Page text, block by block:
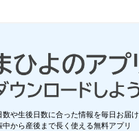
数や生後日数に合った情報を毎日お届け
中から産後まで長く使える無料アプリ